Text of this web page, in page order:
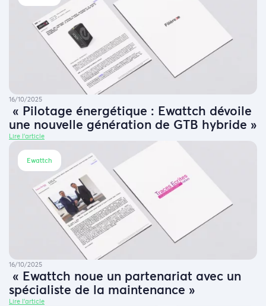
16/10/2025
« Pilotage énergétique : Ewattch dévoile
une nouvelle génération de GTB hybride »
Lire l'article
Ewattch
16/10/2025
« Ewattch noue un partenariat avec un
spécialiste de la maintenance »
Lire l'article